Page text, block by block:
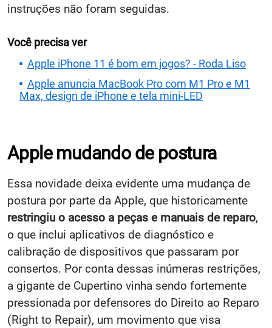
instruções não foram seguidas.
Você precisa ver
Apple iPhone 11 é bom em jogos? - Roda Liso
Apple anuncia MacBook Pro com M1 Pro e M1
Max, design de iPhone e tela mini-LED
Apple mudando de postura
Essa novidade deixa evidente uma mudança de
postura por parte da Apple, que historicamente
restringiu o acesso a peças e manuais de reparo,
o que inclui aplicativos de diagnóstico e
calibração de dispositivos que passaram por
consertos. Por conta dessas inúmeras restrições,
a gigante de Cupertino vinha sendo fortemente
pressionada por defensores do Direito ao Reparo
(Right to Repair), um movimento que visa